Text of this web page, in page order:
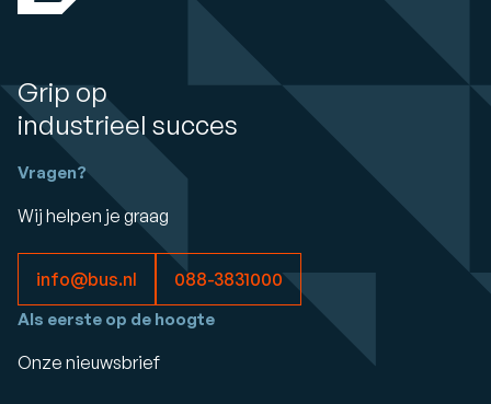
Grip op
industrieel succes
Vragen?
Wij helpen je graag
info@bus.nl 088-3831000
Als eerste op de hoogte
Onze nieuwsbrief